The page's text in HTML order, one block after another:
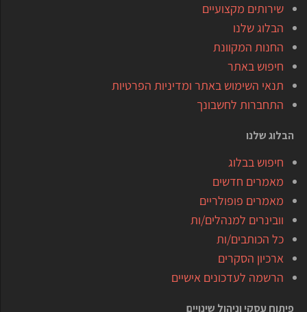
שירותים מקצועיים
הבלוג שלנו
החנות המקוונת
חיפוש באתר
תנאי השימוש באתר ומדיניות הפרטיות
התחברות לחשבונך
הבלוג שלנו
חיפוש בבלוג
מאמרים חדשים
מאמרים פופולריים
וובינרים למנהלים/ות
כל הכותבים/ות
ארכיון הסקרים
הרשמה לעדכונים אישיים
פיתוח עסקי וניהול שינויים